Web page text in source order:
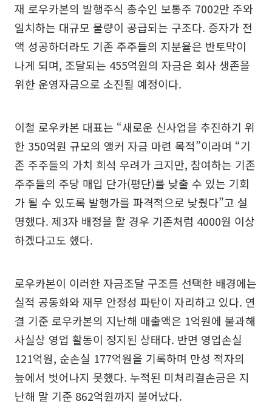
재 로우카본의 발행주식 총수인 보통주 7002만 주와
일치하는 대규모 물량이 공급되는 구조다. 증자가 전
액 성공하더라도 기존 주주들의 지분율은 반토막이
나게 되며, 조달되는 455억원의 자금은 회사 생존을
위한 운영자금으로 소진될 예정이다.
이철 로우카본 대표는 “새로운 신사업을 추진하기 위
한 350억원 규모의 앵커 자금 마련 목적”이라며 “기
존 주주들의 가치 희석 우려가 크지만, 참여하는 기존
주주들의 주당 매입 단가(평단)를 낮출 수 있는 기회
가 될 수 있도록 발행가를 파격적으로 낮췄다”고 설
명했다. 제3자 배정을 할 경우 기존처럼 4000원 이상
하겠다고도 했다.
로우카본이 이러한 자금조달 구조를 선택한 배경에는
실적 공동화와 재무 안정성 파탄이 자리하고 있다. 연
결 기준 로우카본의 지난해 매출액은 1억원에 불과해
사실상 영업 활동이 정지된 상태다. 반면 영업손실
121억원, 순손실 177억원을 기록하며 만성 적자의
늪에서 벗어나지 못했다. 누적된 미처리결손금은 지
난해 말 기준 862억원까지 불어났다.